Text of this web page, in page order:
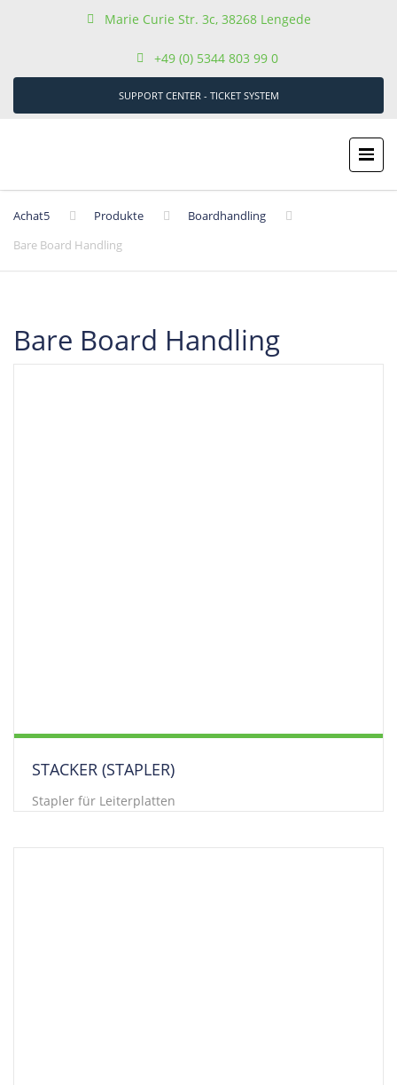
Marie Curie Str. 3c, 38268 Lengede
+49 (0) 5344 803 99 0
SUPPORT CENTER - TICKET SYSTEM
Achat5 Produkte
Boardhandling
Bare Board Handling
Bare Board Handling
STACKER (STAPLER)
Stapler für Leiterplatten